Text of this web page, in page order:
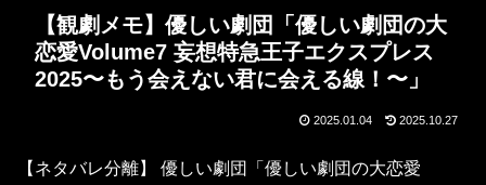
【観劇メモ】優しい劇団「優しい劇団の大
恋愛Volume7 妄想特急王子エクスプレス
2025〜もう会えない君に会える線！〜」
2025.01.04 2025.10.27
【ネタバレ分離】 優しい劇団「優しい劇団の大恋愛